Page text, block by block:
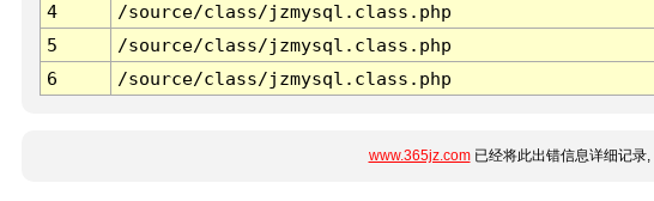
4
/source/class/jzmysql.class.php
5
/source/class/jzmysql.class.php
6
/source/class/jzmysql.class.php
www.365jz.com已经将此出错信息详细记录